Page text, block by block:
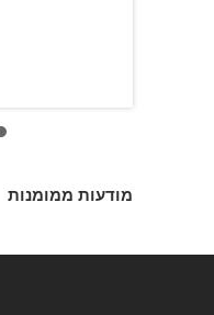
מודעות ממומנות